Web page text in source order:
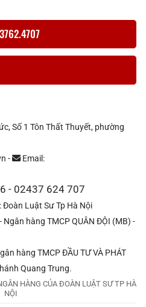
Số 1 Tôn Thất Thuyết, phường
-
Email:
- 02437 624 707
Luật Sư Tp Hà Nội
- Ngân hàng TMCP QUÂN ĐỘI (MB) -
hàng TMCP ĐẦU TƯ VÀ PHÁT
Quang Trung.
HÀNG CỦA ĐOÀN LUẬT SƯ TP HÀ
NỘI